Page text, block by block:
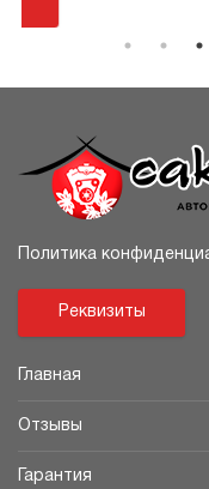
Политика
Реквизиты
Главная
Отзывы
Гарантия